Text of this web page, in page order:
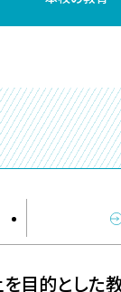
目的とした